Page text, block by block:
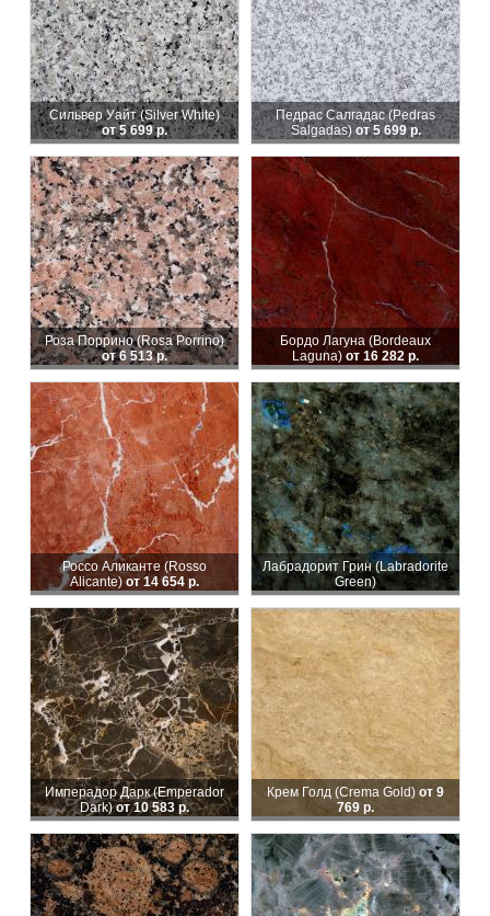
Сильвер Уайт (Silver White)
от 5 699 р.
Педрас Салгадас (Pedras
Salgadas)от 5 699 р.
Роза Поррино (Rosa Porrino)
от 6 513 р.
Бордо Лагуна (Bordeaux
Laguna) от 16 282 р.
Россо Аликанте (Rosso
Alicante) от 14 654 р.
Лабрадорит Грин (Labradorite
Green)
Имперадор Дарк (Emperador
Dark)от 10 583 р.
Крем Голд (Crema Gold) от 9
769 р.